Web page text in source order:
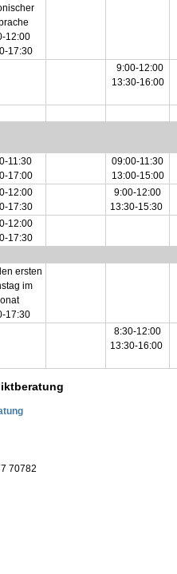
12:00
17:30
9:00-12:00
13:30-16:00
11:30
17:00
09:00-11:30
13:00-15:00
12:00
17:30
9:00-12:00
13:30-15:30
12:00
17:30
ersten
im
17:30
8:30-12:00
13:30-16:00
70782